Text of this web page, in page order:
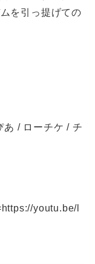
を引っ提げての
あ / ローチケ / チ
youtu.be/l